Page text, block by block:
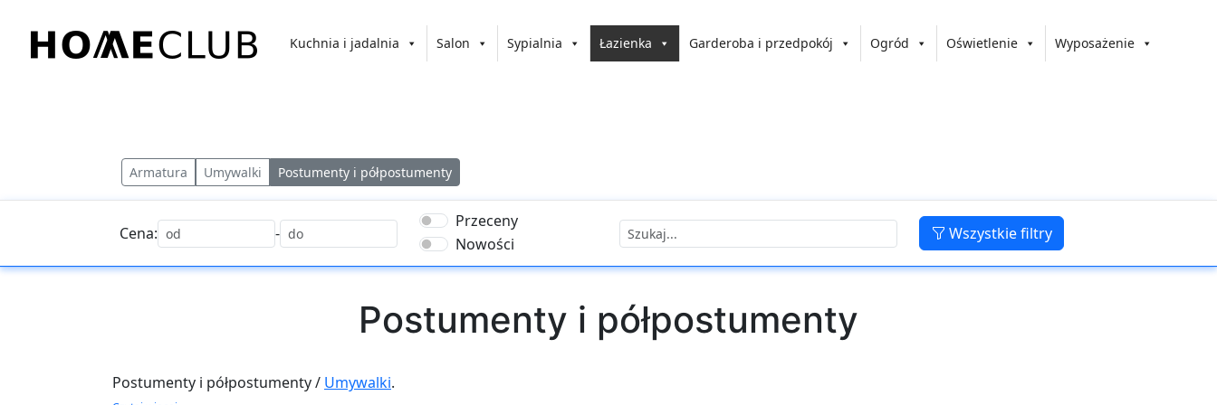
treści
Kuchnia i jadalnia Salon Sypialnia Łazienka Garderoba i przedpokój Ogród Oświetlenie Wyposażenie
Armatura Umywalki Postumenty i półpostumenty
Cena: -
Przeceny
Nowości
Wszystkie filtry
Postumenty i półpostumenty
Postumenty i półpostumenty / Umywalki.